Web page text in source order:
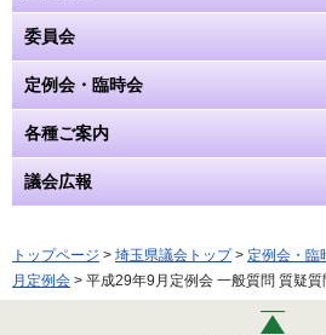
委員会
定例会・臨時会
各種ご案内
議会広報
トップページ > 埼玉県議会トップ> 定例会・臨
月定例会 > 平成29年9月定例会 一般質問 質疑質